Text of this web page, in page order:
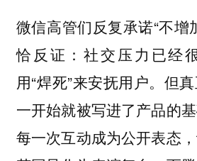
微信高管们反复承诺“不增
恰反证：社交压力已经
用“焊死”来安抚用户。但
一开始就被写进了产品的基
每一次互动成为公开表态